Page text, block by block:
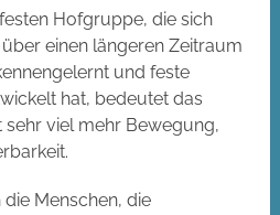
Hofgruppe, die sich
einen längeren Zeitraum
und feste
hat, bedeutet das
sehr viel mehr Bewegung,
die Menschen, die